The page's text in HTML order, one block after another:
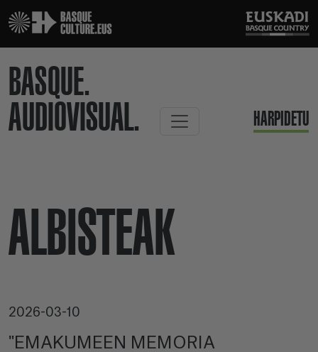
BASQUE.
AUDIOVISUAL.
HARPIDETU
ALBISTEAK
2026-03-10
"EMAKUMEEN MEMORIA